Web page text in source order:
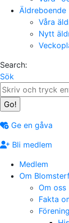
Äldreboende
Våra
Nytt
Search:
Sök
Ge en gåva
Bli medlem
Medlem
Om
Om oss
Fakta